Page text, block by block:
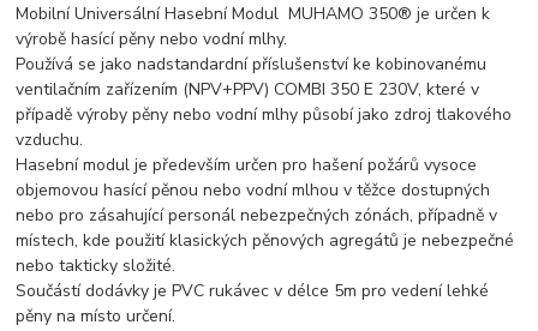
Mobilní Universální Hasební Modul MUHAMO 350® je určen k
výrobě hasící pěny nebo vodní mlhy.
Používá se jako nadstandardní příslušenství ke kobinovanému
ventilačním zařízením (NPV+PPV) COMBI 350 E 230V, které v
případě výroby pěny nebo vodní mlhy působí jako zdroj tlakového
vzduchu.
Hasební modul je především určen pro hašení požárů vysoce
objemovou hasící pěnou nebo vodní mlhou v těžce dostupných
nebo pro zásahující personál nebezpečných zónách, případně v
místech, kde použití klasických pěnových agregátů je nebezpečné
nebo takticky složité.
Součástí dodávky je PVC rukávec v délce 5m pro vedení lehké
pěny na místo určení.